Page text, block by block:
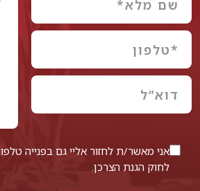
לחוק הגנת הצרכן.